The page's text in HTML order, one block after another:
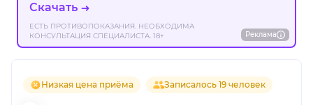
Скачать
ЕСТЬ ПРОТИВОПОКАЗАНИЯ. НЕОБХОДИМА
КОНСУЛЬТАЦИЯ СПЕЦИАЛИСТА. 18+
Реклама
Низкая цена приёма Записалось 19 человек